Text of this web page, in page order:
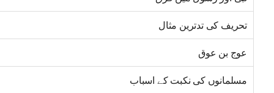
تحریف کی تدترین مثال
عوج بن عوق
مسلمانوں کی نکبت کے اسباب